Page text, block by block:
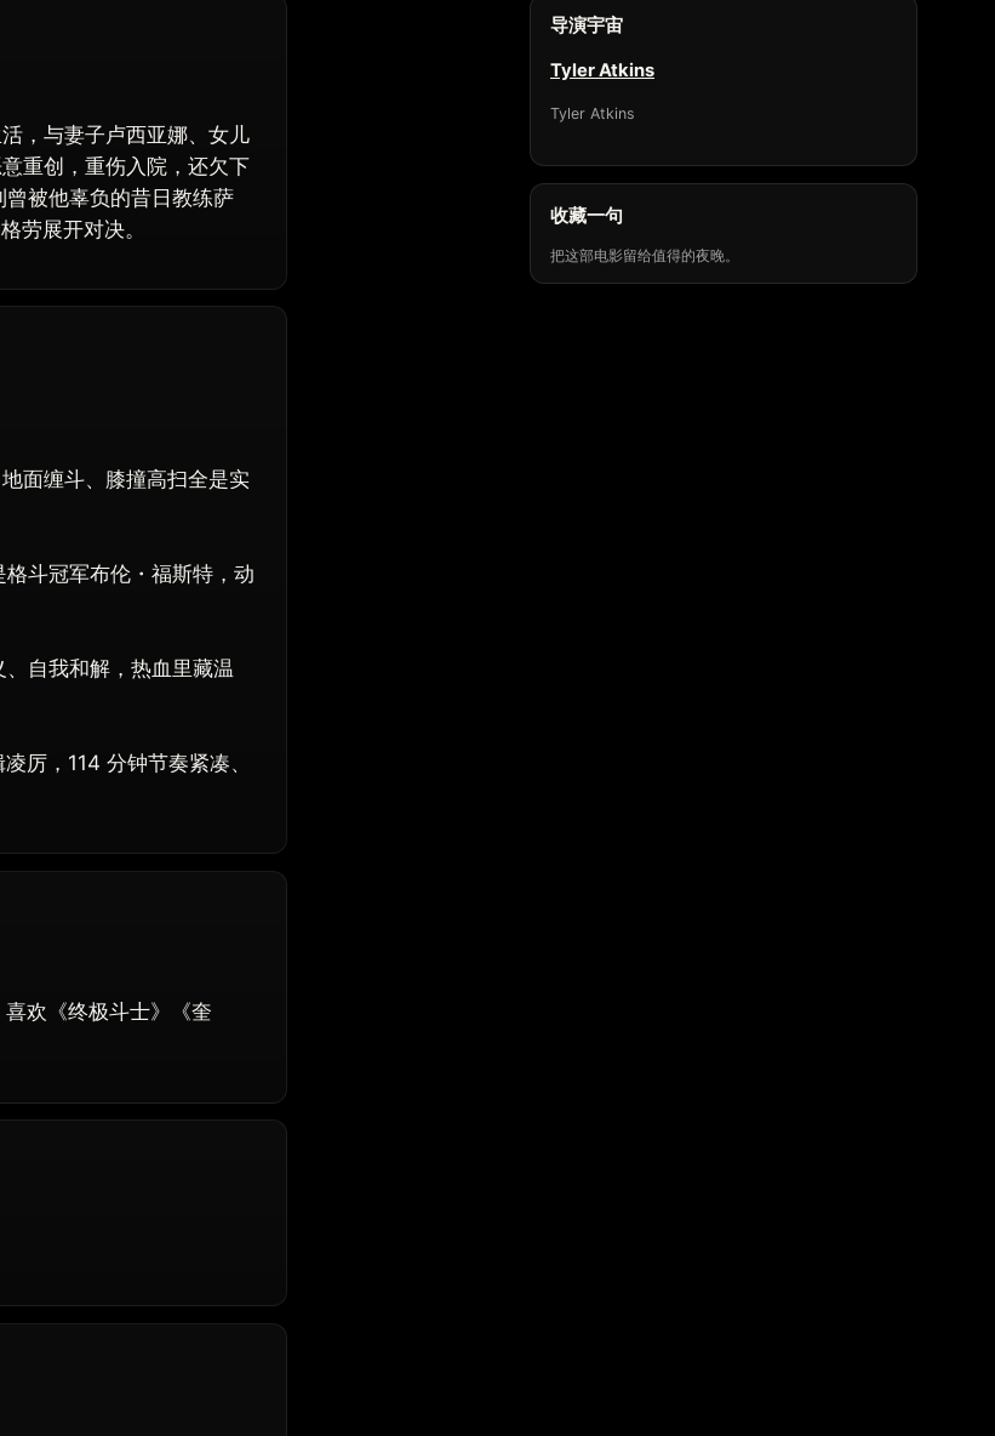
，与妻子卢西亚娜、女儿
重创，重伤入院，还欠下
被他辜负的昔日教练萨
劳展开对决。
面缠斗、膝撞高扫全是实
斗冠军布伦・福斯特，动
自我和解，热血里藏温
厉，114 分钟节奏紧凑、
欢《终极斗士》《奎
导演宇宙
Tyler Atkins
Tyler Atkins
收藏一句
把这部电影留给值得的夜晚。